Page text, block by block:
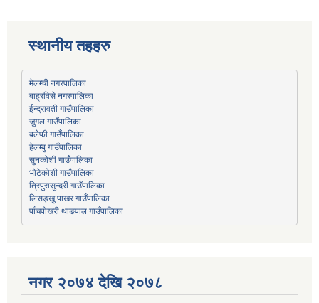
स्थानीय तहहरु
मेलम्ची नगरपालिका
बाह्रविसे नगरपालिका
ईन्द्रावती गाउँपालिका
जुगल गाउँपालिका
बलेफी गाउँपालिका
हेलम्बु गाउँपालिका
सुनकोशी गाउँपालिका
भोटेकोशी गाउँपालिका
त्रिपुरासुन्दरी गाउँपालिका
लिसङ्खु पाखर गाउँपालिका
पाँचपोखरी थाङपाल गाउँपालिका
नगर २०७४ देखि २०७८